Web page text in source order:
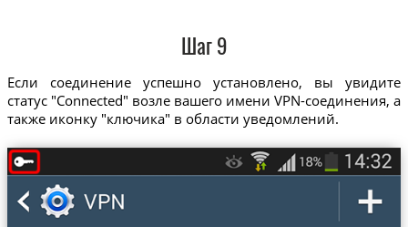
Шаг 9
Если соединение успешно установлено, вы увидите
статус "Connected" возле вашего имени VPN-соединения, а
также иконку "ключика" в области уведомлений.